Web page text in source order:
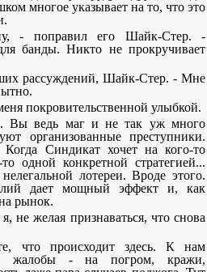
многое указывает на то, что это
- поправил его Шайк-Стер. -
банды. Никто не прокручивает
рассуждений, Шайк-Стер. - Мне
покровительственной улыбкой.
Вы ведь маг и не так уж много
организованные преступники.
Когда Синдикат хочет на кого-то
одной конкретной стратегией...
лотереи. Вроде этого.
дает мощный эффект и, как
рынок.
не желая признаваться, что снова
что происходит здесь. К нам
жалобы - на погром, кражи,